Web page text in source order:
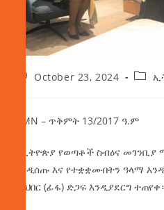
October 23, 2024
AMN – ጥቅምት 13/2017 ዓ.ም
በኢትዮጵያ የወጣቶች ስብዕና
እንዲሰጡ እና የተቋቋሙበትን ዓላማ
ማህበር (ፊፋ) ድጋፍ እንዲያደርግ